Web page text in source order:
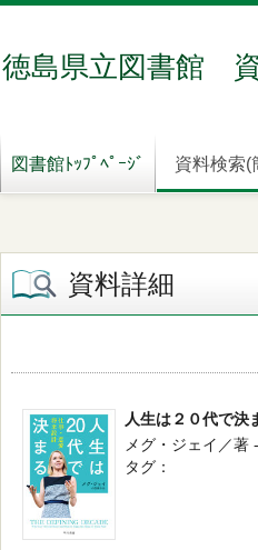
徳島県立図書館
図書館ﾄｯﾌﾟﾍﾟｰｼﾞ 資料検索(
資料詳細
人生は２０代で決
メグ・ジェイ／
タグ